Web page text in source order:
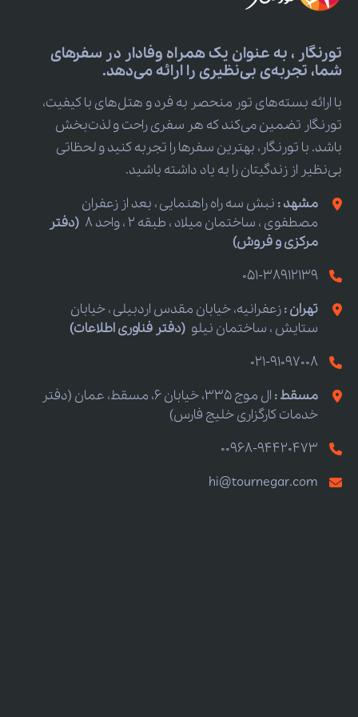
تورنگار ، به عنوان یک همراه وفادار در سفرهای
شما، تجربه‌ی بی‌نظیری را ارائه می‌دهد.
با ارائه بسته‌های تور منحصر به فرد و هتل‌های با کیفیت،
تورنگار تضمین می‌کند که هر سفری راحت و لذت‌بخش
باشد. با تورنگار، بهترین سفرها را تجربه کنید و لحظاتی
بی‌نظیر از زندگیتان را به یاد داشته باشید.
مشهد : نبش سه راه راهنمایی ، بعد از زعفران
مصطفوی ، ساختمان میلاد ، طبقه 2 ، واحد 8
(دفتر
مرکزی و فروش)
051-38912139
تهران :زعفرانیه، خیابان مقدس اردبیلی ، خیابان
ستایش ، ساختمان نیلو (دفتر فناوری اطلاعات)
021-91097008
مسقط :
ال موج 335، خیابان 6، مسقط، عمان (دفتر
خدمات کارگزاری خلیج فارس)
00968-94420473
hi@tournegar.com